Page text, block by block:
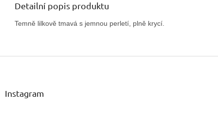
Detailní popis produktu
Temně lilkově tmavá s jemnou perletí, plně krycí.
Z
Instagram